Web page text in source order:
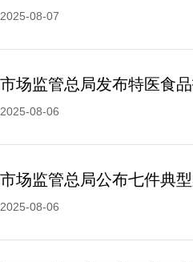
2025-08-07
市场监管总局发布特医食
2025-08-06
市场监管总局公布七件典型
2025-08-06